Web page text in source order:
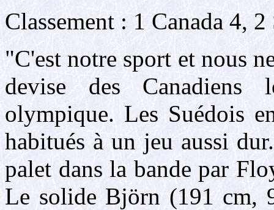
Classement : 1 Canada 4,
"C'est notre sport et nous
devise des Canadiens
olympique. Les Suédois
habitués à un jeu aussi
palet dans la bande par
Le solide Björn (191 cm,